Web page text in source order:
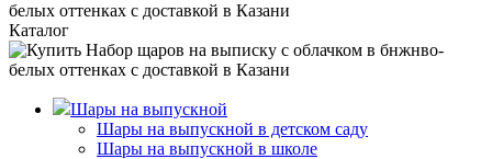
Каталог
Шары на выпускной
Шары на выпускной в детском саду
Шары на выпускной в школе